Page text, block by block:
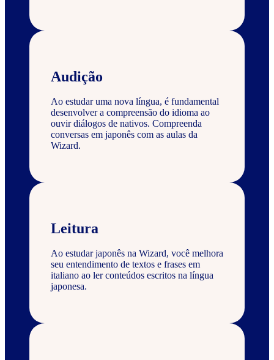
Audição
Ao estudar uma nova língua, é fundamental
desenvolver a compreensão do idioma ao
ouvir diálogos de nativos. Compreenda
conversas em japonês com as aulas da
Wizard.
Leitura
Ao estudar japonês na Wizard, você melhora
seu entendimento de textos e frases em
italiano ao ler conteúdos escritos na língua
japonesa.